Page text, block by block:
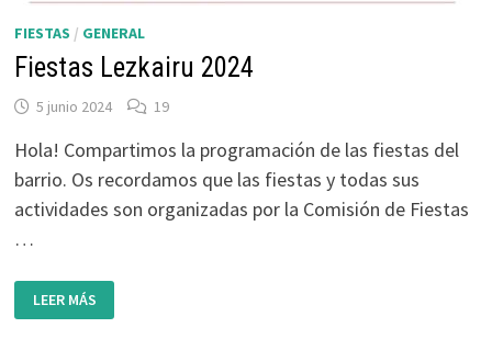
FIESTAS / GENERAL
Fiestas Lezkairu 2024
5 junio 2024 19
Hola! Compartimos la programación de las fiestas del
barrio. Os recordamos que las fiestas y todas sus
actividades son organizadas por la Comisión de Fiestas
…
FIESTAS
LEZKAIRU
2024
LEER MÁS